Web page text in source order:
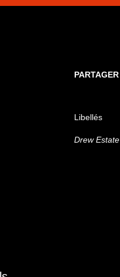
PARTAGER
Libellés
Drew Estate